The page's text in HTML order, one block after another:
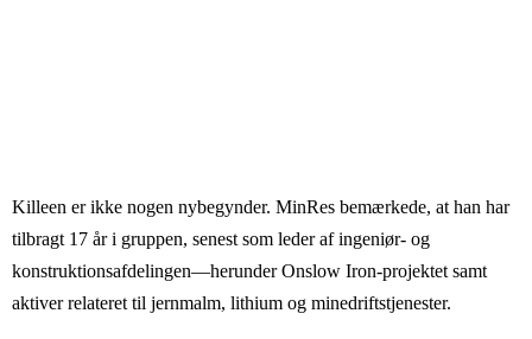
Killeen er ikke nogen nybegynder. MinRes bemærkede, at han har
tilbragt 17 år i gruppen, senest som leder af ingeniør- og
konstruktionsafdelingen—herunder Onslow Iron-projektet samt
aktiver relateret til jernmalm, lithium og minedriftstjenester.